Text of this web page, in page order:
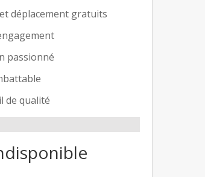
déplacement gratuits
passionné
de qualité